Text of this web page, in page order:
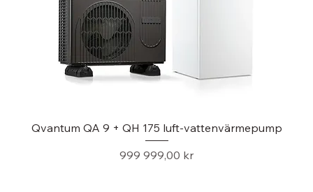
Qvantum QA 9 + QH 175 luft-vattenvärmepump
Pris
999 999,00 kr